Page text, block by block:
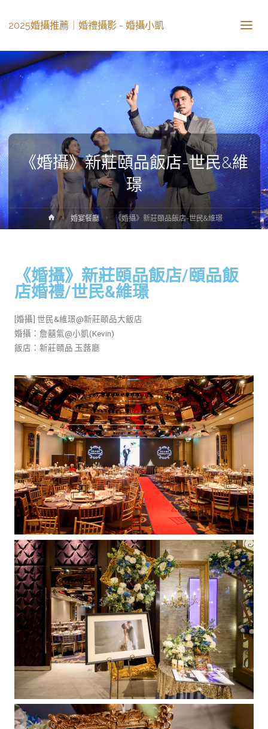
2025婚攝推薦｜婚禮攝影 - 婚攝小凱
《婚攝》新莊頤品飯店-世民&維
璟
婚宴餐廳 《婚攝》新莊頤品飯店-世民&維璟
《婚攝》新莊頤品飯店/頤品飯
店婚禮/世民&維璟
[婚攝] 世民&維璟@新莊頤品大飯店
婚攝：詹囍氣@小凱(Kevin)
飯店：新莊頤品 玉蕗廳